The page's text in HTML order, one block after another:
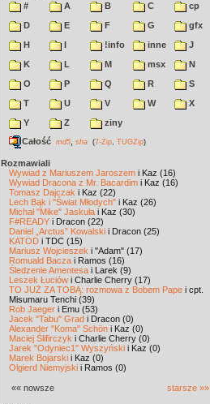
#
A B C
cp
D
E F G
gfx
H
I !info inne
J
K
L M msx
N
O
P Q R
S
T
U V W
X
Y
Z
ziny
Całość md5 sha (7-Zip TUGZip)
Rozmawiali
Wywiad z Mariuszem Jaroszem i Kaz (16)
Wywiad Dracona z Mr. Bacardim i Kaz (16)
Tomasz Dajczak i Kaz (22)
Lech Bąk i "Świat Młodych" i Kaz (26)
Michał "Mike" Jaskuła i Kaz (30)
F#READY i Dracon (22)
Daniel „Arctus” Kowalski i Dracon (25)
KATOD i TDC (15)
Mariusz Wojcieszek i "Adam" (17)
Romuald Bacza i Ramos (16)
Śledzenie Amentesa i Larek (9)
Leszek Łuciów i Charlie Cherry (17)
TO JUŻ ZA TOBĄ: rozmowa z Bobem Pape i cpt.
Misumaru Tenchi (39)
Rob Jaeger i Emu (53)
Jacek "Tabu" Grad i Dracon (0)
Alexander "Koma" Schön i Kaz (0)
Maciej Ślifirczyk i Charlie Cherry (0)
Jarek "Odyniec1" Wyszyński i Kaz (0)
Marek Bojarski i Kaz (0)
Olgierd Niemyjski i Ramos (0)
«« nowsze starsze »»